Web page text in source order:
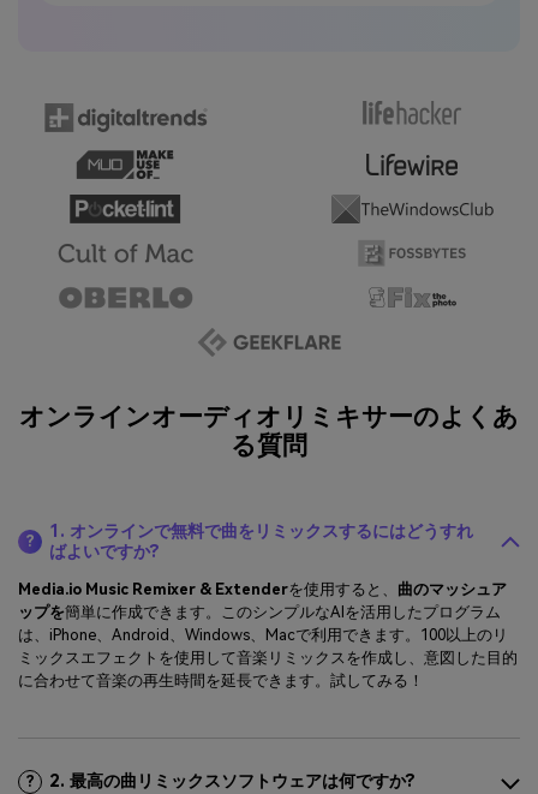
オンラインオーディオリミキサーのよくあ
る質問
?
1. オンラインで無料で曲をリミックスするにはどうすれ
ばよいですか?
Media.io Music Remixer & Extenderを使用すると、 曲のマッシュア
ップを簡単に作成できます。このシンプルなAIを活用したプログラム
は、iPhone、Android、Windows、Macで利用できます。100以上のリ
ミックスエフェクトを使用して音楽リミックスを作成し、意図した目的
に合わせて音楽の再生時間を延長できます。試してみる！
? 2. 最高の曲リミックスソフトウェアは何ですか?